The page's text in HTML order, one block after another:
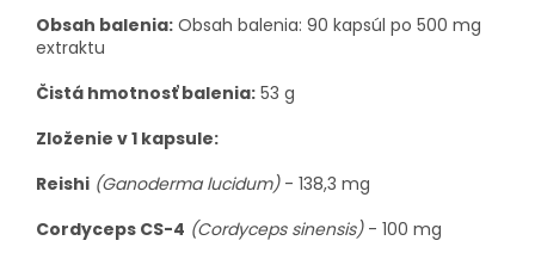
Obsah balenia: Obsah balenia: 90 kapsúl po 500 mg
extraktu
Čistá hmotnosť balenia: 53 g
Zloženie v 1 kapsule:
Reishi (Ganoderma lucidum)- 138,3 mg
Cordyceps CS-4 (Cordyceps sinensis) - 100 mg